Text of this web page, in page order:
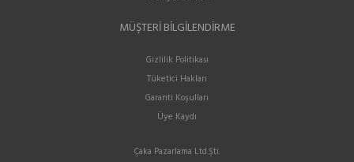
MÜŞTERI BILGILENDIRME
Gizlilik Politikası
Tüketici Hakları
Garanti Koşulları
Üye Kaydı
Çaka Pazarlama Ltd.Şti.